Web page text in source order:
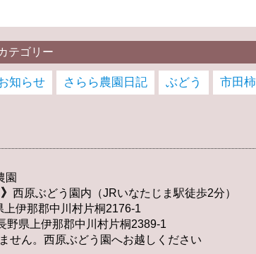
テゴリー
知らせ さらら農園日記 ぶどう 市田柿
園
西原ぶどう園内（JRいなたじま駅徒歩2分）
伊那郡中川村片桐2176-1
野県上伊那郡中川村片桐2389-1
せん。西原ぶどう園へお越しください